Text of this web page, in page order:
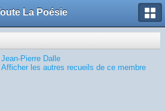
La Poésie
Jean-Pierre Dalle
Afficher les autres recueils de ce membre